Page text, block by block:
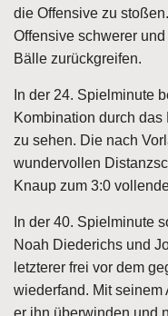
die Offensive zu
Offensive schwerer
Bälle zurückgreifen.
In der 24. Spielminute
Kombination durch
zu sehen. Die nach
wundervollen
Knaup zum 3:0
In der 40. Spielminute
Noah Diederichs und
letzterer frei vor dem
wiederfand. Mit
er ihn überwinden und